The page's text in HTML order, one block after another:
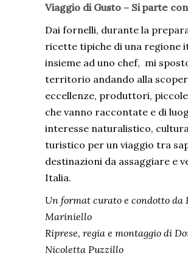
Viaggio di Gusto – Si parte
Dai fornelli, durante la
ricette tipiche di una regione
insieme ad uno chef, mi
territorio andando alla
eccellenze, produttori,
che vanno raccontate e di
interesse naturalistico,
turistico per un viaggio tra
destinazioni da assaggiare e
Italia.
Un format curato e condotto da
Mariniello
Riprese, regia e montaggio di
Nicoletta Puzzillo